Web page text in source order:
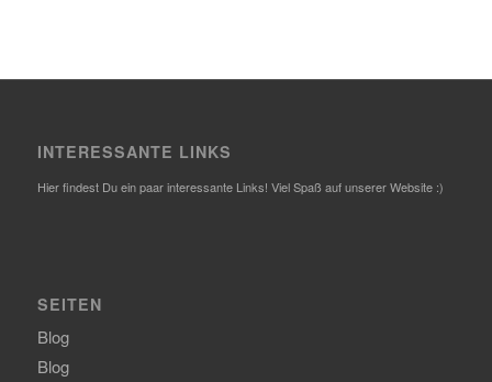
INTERESSANTE LINKS
Hier findest Du ein paar interessante Links! Viel Spaß auf unserer Website :)
SEITEN
Blog
Blog